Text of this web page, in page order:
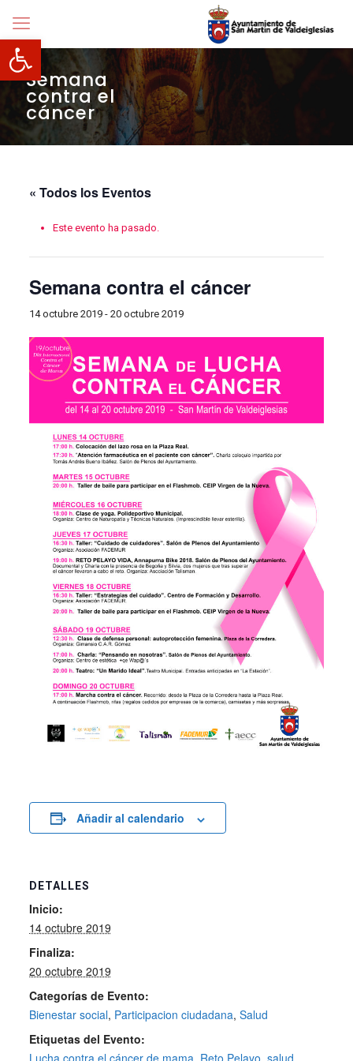
Abrir barra de herramientas
Semana
contra el
cáncer
« Todos los Eventos
Este evento ha pasado.
Semana contra el cáncer
14 octubre 2019- 20 octubre 2019
Añadir al calendario
DETALLES
Inicio:
14 octubre 2019
Finaliza:
20 octubre 2019
Categorías de Evento:
Bienestar social, Participacion ciudadana, Salud
Etiquetas del Evento: